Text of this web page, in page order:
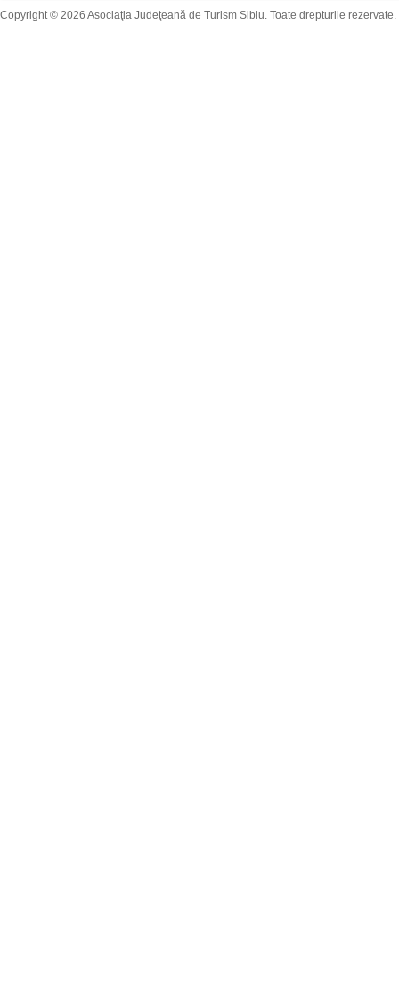
Copyright © 2026 Asociaţia Judeţeană de Turism Sibiu. Toate drepturile rezervate.